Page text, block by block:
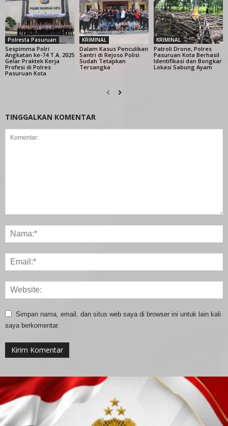
Polresta Pasuruan
Sespimma Polri
Angkatan ke-74 T.A. 2025
Gelar Praktek Kerja
Profesi di Polres
Pasuruan Kota
KRIMINAL
Dalam Kasus Penculikan
Santri di Rejoso Polisi
Sudah Tetapkan
Tersangka
KRIMINAL
Patroli Drone, Polres
Pasuruan Kota Berhasil
Identifikasi dan Bongkar
Lokasi Sabung Ayam
TINGGALKAN KOMENTAR
Simpan nama, email, dan situs web saya di browser ini untuk lain kali
saya berkomentar.